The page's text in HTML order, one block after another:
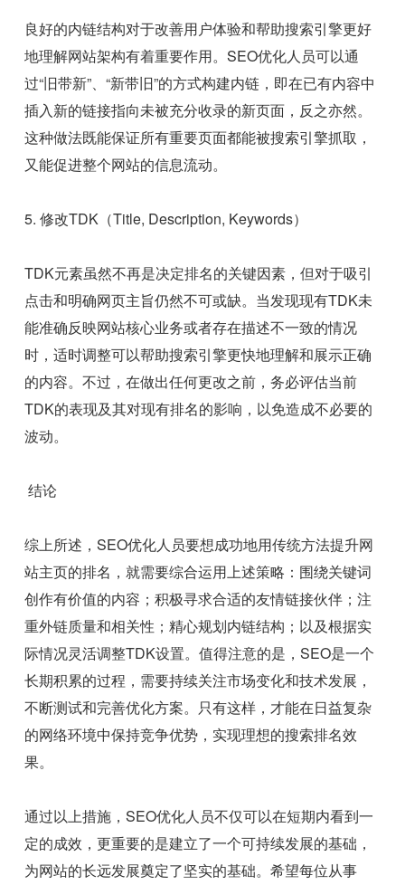
良好的内链结构对于改善用户体验和帮助搜索引擎更好
地理解网站架构有着重要作用。SEO优化人员可以通
过“旧带新”、“新带旧”的方式构建内链，即在已有内容中
插入新的链接指向未被充分收录的新页面，反之亦然。
这种做法既能保证所有重要页面都能被搜索引擎抓取，
又能促进整个网站的信息流动。
5. 修改TDK（Title, Description, Keywords）
TDK元素虽然不再是决定排名的关键因素，但对于吸引
点击和明确网页主旨仍然不可或缺。当发现现有TDK未
能准确反映网站核心业务或者存在描述不一致的情况
时，适时调整可以帮助搜索引擎更快地理解和展示正确
的内容。不过，在做出任何更改之前，务必评估当前
TDK的表现及其对现有排名的影响，以免造成不必要的
波动。
结论
综上所述，SEO优化人员要想成功地用传统方法提升网
站主页的排名，就需要综合运用上述策略：围绕关键词
创作有价值的内容；积极寻求合适的友情链接伙伴；注
重外链质量和相关性；精心规划内链结构；以及根据实
际情况灵活调整TDK设置。值得注意的是，SEO是一个
长期积累的过程，需要持续关注市场变化和技术发展，
不断测试和完善优化方案。只有这样，才能在日益复杂
的网络环境中保持竞争优势，实现理想的搜索排名效
果。
通过以上措施，SEO优化人员不仅可以在短期内看到一
定的成效，更重要的是建立了一个可持续发展的基础，
为网站的长远发展奠定了坚实的基础。希望每位从事